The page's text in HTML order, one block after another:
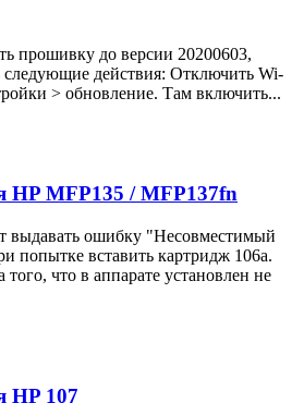
прошивку до версии 20200603,
действия: Отключить Wi-
> обновление. Там включить...
HP MFP135 / MFP137fn
выдавать ошибку "Несовместимый
попытке вставить картридж 106a.
что в аппарате установлен не
HP 107